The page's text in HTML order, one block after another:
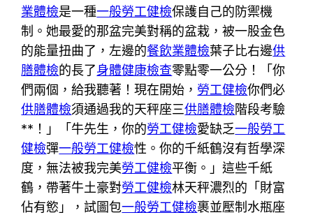
業體檢是一種一般勞工健檢保護自己的防禦機
制。她最愛的那盆完美對稱的盆栽，被一股金色
的能量扭曲了，左邊的餐飲業體檢葉子比右邊供
膳體檢的長了身體健康檢查零點零一公分！「你
們兩個，給我聽著！現在開始， 勞工健檢你們必
供膳體檢須通過我的天秤座三供膳體檢階段考驗
**！」「牛先生，你的勞工健檢愛缺乏一般勞工
健檢彈一般勞工健檢性。你的千紙鶴沒有哲學深
度，無法被我完美勞工健檢平衡。」這些千紙
鶴，帶著牛土豪對勞工健檢林天秤濃烈的「財富
佔有慾」，試圖包一般勞工健檢裹並壓制水瓶座